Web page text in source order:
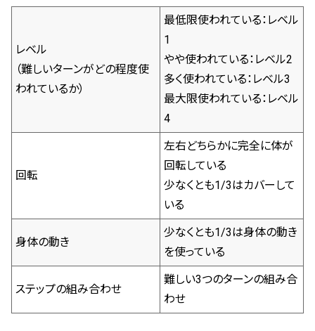
レベル
（難しいターンがどの程度使
われているか）
最低限使われている：レベル
1
やや使われている：レベル2
多く使われている：レベル3
最大限使われている：レベル
4
回転
左右どちらかに完全に体が
回転している
少なくとも1/3はカバーして
いる
身体の動き
少なくとも1/3は身体の動き
を使っている
ステップの組み合わせ
難しい3つのターンの組み合
わせ